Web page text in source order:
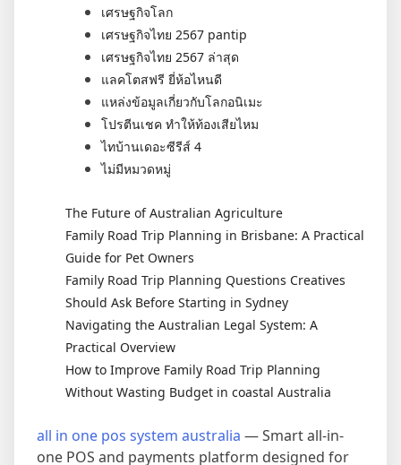
เศรษฐกิจโลก
เศรษฐกิจไทย 2567 pantip
เศรษฐกิจไทย 2567 ล่าสุด
แลคโตสฟรี ยี่ห้อไหนดี
แหล่งข้อมูลเกี่ยวกับโลกอนิเมะ
โปรตีนเชค ทำให้ท้องเสียไหม
ไทบ้านเดอะซีรีส์ 4
ไม่มีหมวดหมู่
The Future of Australian Agriculture
Family Road Trip Planning in Brisbane: A Practical
Guide for Pet Owners
Family Road Trip Planning Questions Creatives
Should Ask Before Starting in Sydney
Navigating the Australian Legal System: A
Practical Overview
How to Improve Family Road Trip Planning
Without Wasting Budget in coastal Australia
all in one pos system australia — Smart all-in-
one POS and payments platform designed for